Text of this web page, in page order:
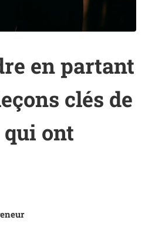
en partant
clés de
ont